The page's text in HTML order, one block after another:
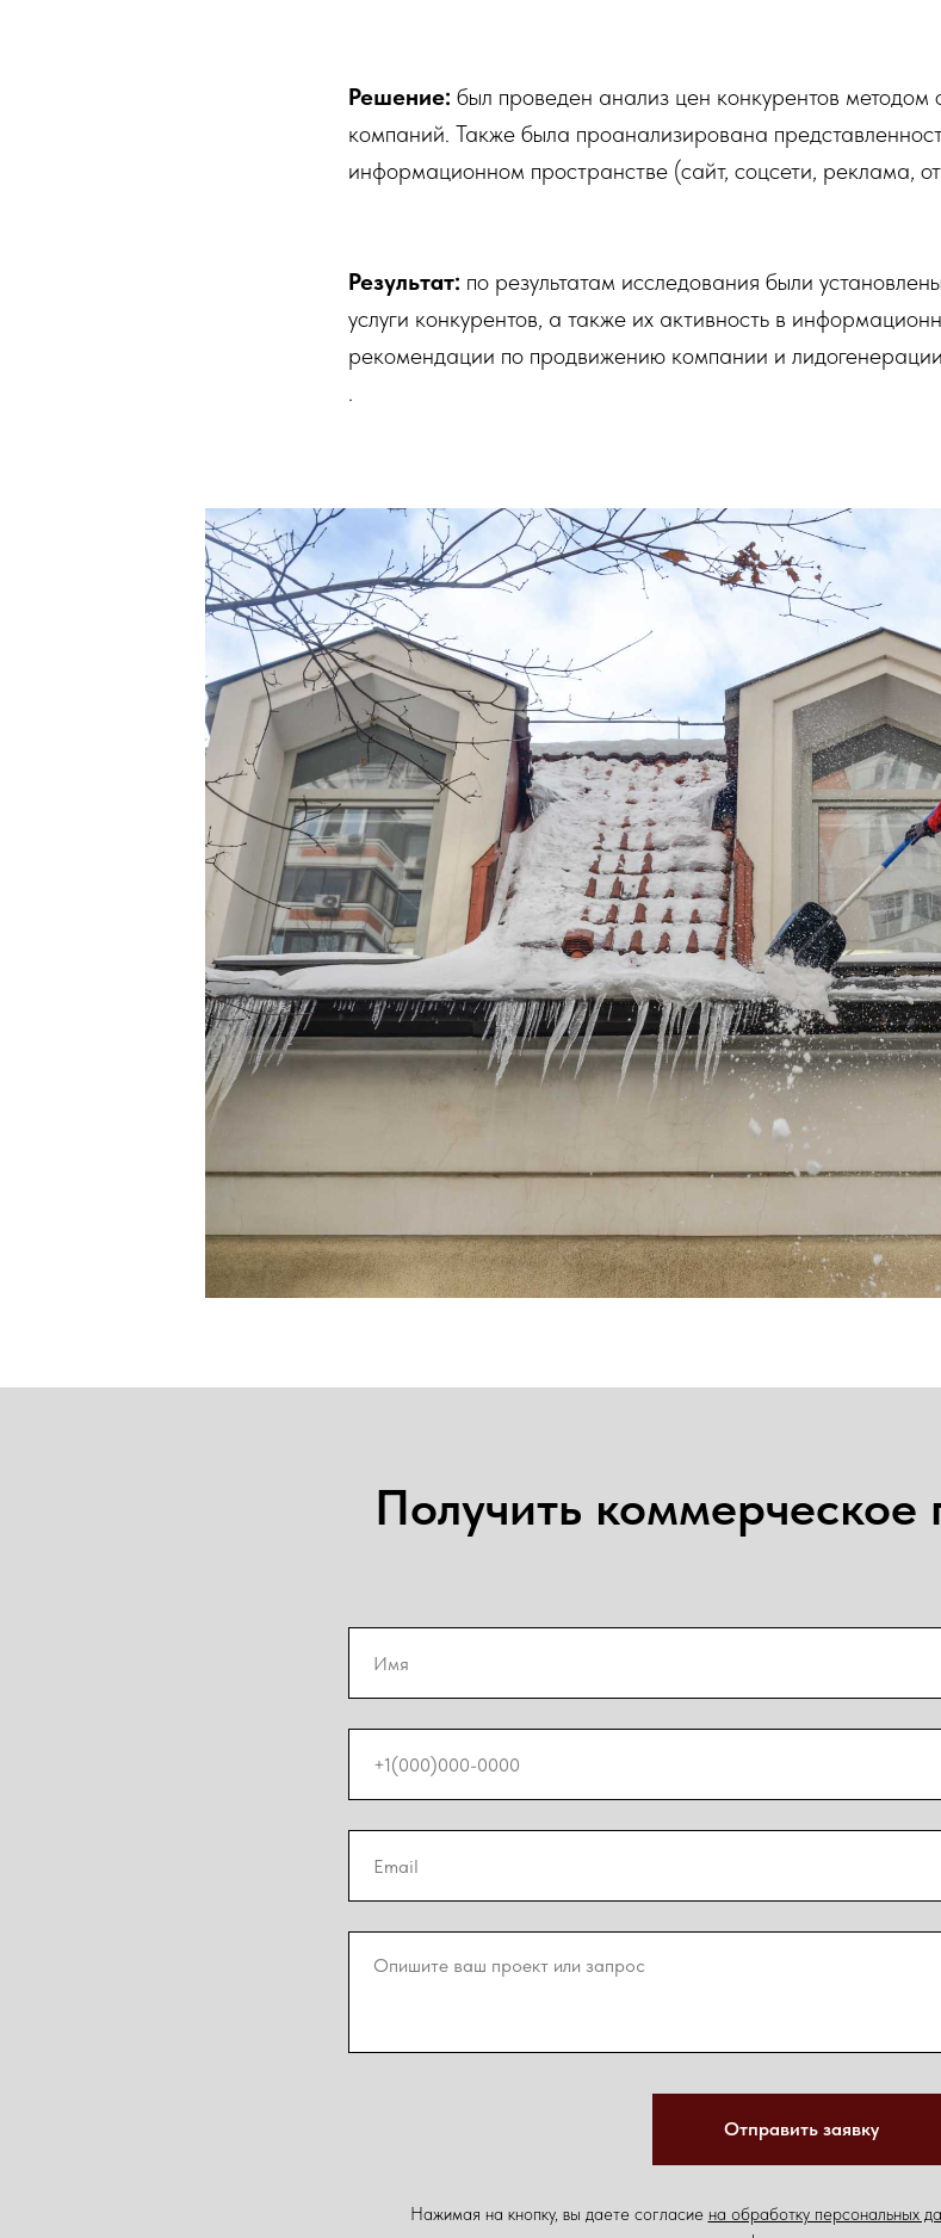
Решение: был проведен анализ цен конкурентов методом
компаний. Также была проанализирована
информационном пространстве (сайт, соцсети, реклама,
Результат: по результатам исследования были
услуги конкурентов, а также их активность в
рекомендации по продвижению компании и
.
Получить
Отправить заявку
Нажимая на кнопку, вы даете согласие на обработку персональных